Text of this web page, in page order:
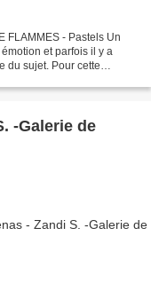
FLAMMES - Pastels Un
et parfois il y a
du sujet. Pour cette
-Galerie de